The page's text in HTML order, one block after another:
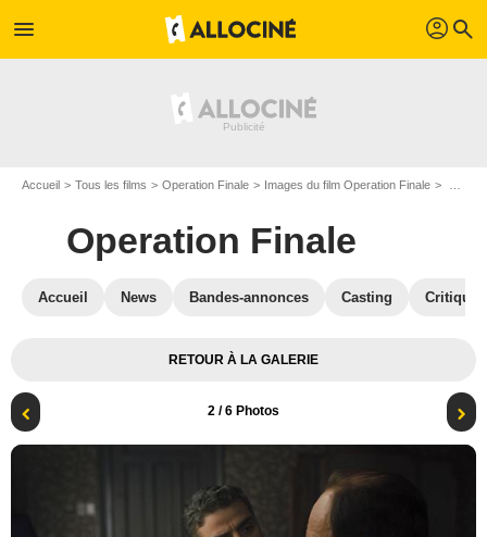
menu profil search
Accueil Tous les films Operation Finale Images du film Operation Finale
Operation Finale
Accueil News Bandes-annonces Casting
RETOUR À LA GALERIE
2 / 6 Photos